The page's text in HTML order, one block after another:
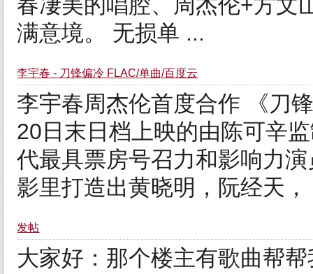
满意境。 无损单 ...
李宇春 - 刀锋偏冷 FLAC/单曲/百度云
李宇春周杰伦首度合作 《刀
20日末日档上映的由陈可辛
代最具票房号召力和影响力
影里打造出黄晓明，阮经天
发帖
大家好：那个楼主有歌曲帮帮